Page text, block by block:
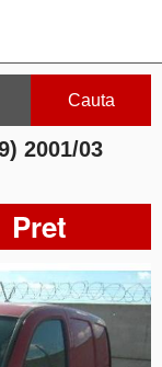
Cauta
2001/03
Pret